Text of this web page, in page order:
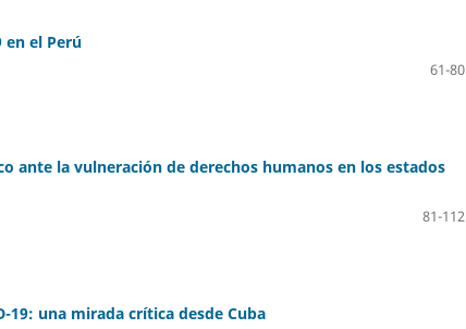
en el Perú
61-80
la vulneración de derechos humanos en los estados
81-112
19: una mirada crítica desde Cuba